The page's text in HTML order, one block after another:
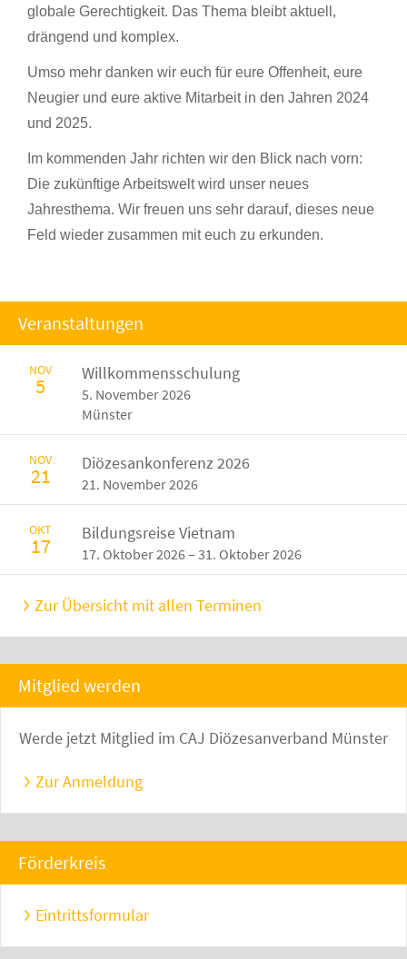
globale Gerechtigkeit. Das Thema bleibt aktuell,
drängend und komplex.
Umso mehr danken wir euch für eure Offenheit, eure
Neugier und eure aktive Mitarbeit in den Jahren 2024
und 2025.
Im kommenden Jahr richten wir den Blick nach vorn:
Die zukünftige Arbeitswelt wird unser neues
Jahresthema. Wir freuen uns sehr darauf, dieses neue
Feld wieder zusammen mit euch zu erkunden.
Veranstaltungen
NOV
5
Willkommensschulung
5. November 2026
Münster
NOV
21
Diözesankonferenz 2026
21. November 2026
OKT
17
Bildungsreise Vietnam
17. Oktober 2026 – 31. Oktober 2026
Zur Übersicht mit allen Terminen
Mitglied werden
Werde jetzt Mitglied im CAJ Diözesanverband Münster
Zur Anmeldung
Förderkreis
Eintrittsformular